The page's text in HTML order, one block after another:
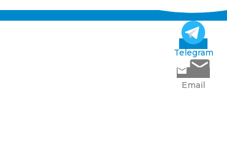
Telegram
Email